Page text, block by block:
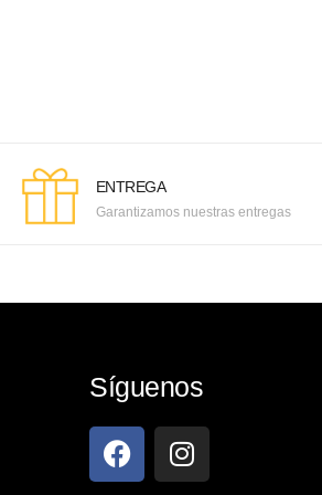
ENTREGA
Garantizamos nuestras entregas
Síguenos